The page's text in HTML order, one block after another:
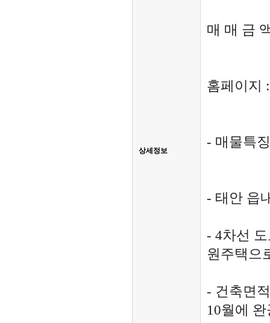
상세정보
매 매 금
홈페이지
- 매물특
- 태안 읍
- 4차선
원주택으
- 건축면
10월에